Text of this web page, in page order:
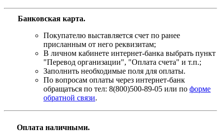
Банковская карта.
Покупателю выставляется счет по ранее
присланным от него реквизитам;
В личном кабинете интернет-банка выбрать пункт
"Перевод организации", "Оплата счета" и т.п.;
Заполнить необходимые поля для оплаты.
По вопросам оплаты через интернет-банк
обращаться по тел: 8(800)500-89-05 или по форме
обратной связи.
Оплата наличными.